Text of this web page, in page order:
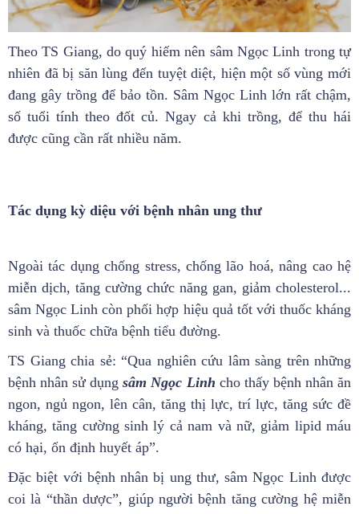
Theo TS Giang, do quý hiếm nên sâm Ngọc Linh trong tự
nhiên đã bị săn lùng đến tuyệt diệt, hiện một số vùng mới
đang gây trồng để bảo tồn. Sâm Ngọc Linh lớn rất chậm,
số tuổi tính theo đốt củ. Ngay cả khi trồng, để thu hái
được cũng cần rất nhiều năm.
Tác dụng kỳ diệu với bệnh nhân ung thư
Ngoài tác dụng chống stress, chống lão hoá, nâng cao hệ
miễn dịch, tăng cường chức năng gan, giảm cholesterol...
sâm Ngọc Linh còn phối hợp hiệu quả tốt với thuốc kháng
sinh và thuốc chữa bệnh tiểu đường.
TS Giang chia sẻ: “Qua nghiên cứu lâm sàng trên những
bệnh nhân sử dụngsâm Ngọc Linh cho thấy bệnh nhân ăn
ngon, ngủ ngon, lên cân, tăng thị lực, trí lực, tăng sức đề
kháng, tăng cường sinh lý cả nam và nữ, giảm lipid máu
có hại, ổn định huyết áp”.
Đặc biệt với bệnh nhân bị ung thư, sâm Ngọc Linh được
coi là “thần dược”, giúp người bệnh tăng cường hệ miễn